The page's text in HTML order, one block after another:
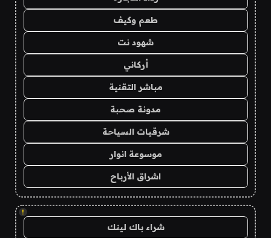
طعم وكيف
شهود نت
أركاني
مباشر التقنية
مدونة صحبة
شرقيات السياحة
موسوعة انوار
اشراق الأرباح
!
شراء باك لينك